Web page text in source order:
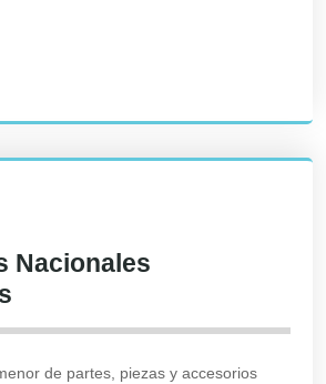
Nacionales
de partes, piezas y accesorios